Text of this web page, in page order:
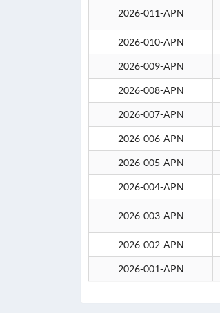
2026-011-APN
2026-010-APN
2026-009-APN
2026-008-APN
2026-007-APN
2026-006-APN
2026-005-APN
2026-004-APN
2026-003-APN
2026-002-APN
2026-001-APN